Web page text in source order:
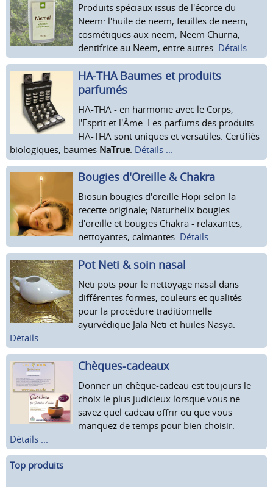
Produits spéciaux issus de l'écorce du
Neem: l'huile de neem, feuilles de neem,
cosmétiques aux neem, Neem Churna,
dentifrice au Neem, entre autres. Détails ...
HA-THA Baumes et produits
parfumés
HA-THA - en harmonie avec le Corps,
l'Esprit et l'Âme. Les parfums des produits
HA-THA sont uniques et versatiles. Certifiés
biologiques, baumes NaTrue. Détails ...
Bougies d'Oreille & Chakra
Biosun bougies d'oreille Hopi selon la
recette originale; Naturhelix bougies
d'oreille et bougies Chakra - relaxantes,
nettoyantes, calmantes. Détails ...
Pot Neti & soin nasal
Neti pots pour le nettoyage nasal dans
différentes formes, couleurs et qualités
pour la procédure traditionnelle
ayurvédique Jala Neti et huiles Nasya.
Détails ...
Chèques-cadeaux
Donner un chèque-cadeau est toujours le
choix le plus judicieux lorsque vous ne
savez quel cadeau offrir ou que vous
manquez de temps pour bien choisir.
Détails ...
Top produits